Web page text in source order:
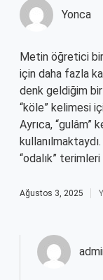
Yonca
Metin öğretici
için daha fazla
denk geldiğim
“köle” kelimesi
Ayrıca, “gulâm”
“odalık”
Ağustos 3, 2025